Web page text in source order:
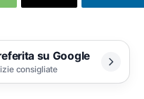
su Google
consigliate